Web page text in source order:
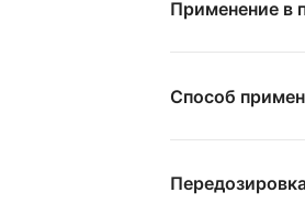
Применение в
Способ